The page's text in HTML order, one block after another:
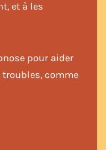
et à les
pour aider
comme